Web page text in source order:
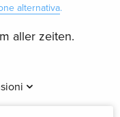
alternativa.
aller zeiten.